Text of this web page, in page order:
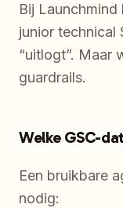
Bij
junior technical
“uitlogt”. Maar
guardrails.
Welke GSC-
Een bruikbare
nodig: